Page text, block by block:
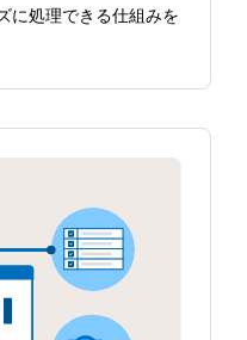
に処理できる仕組みを